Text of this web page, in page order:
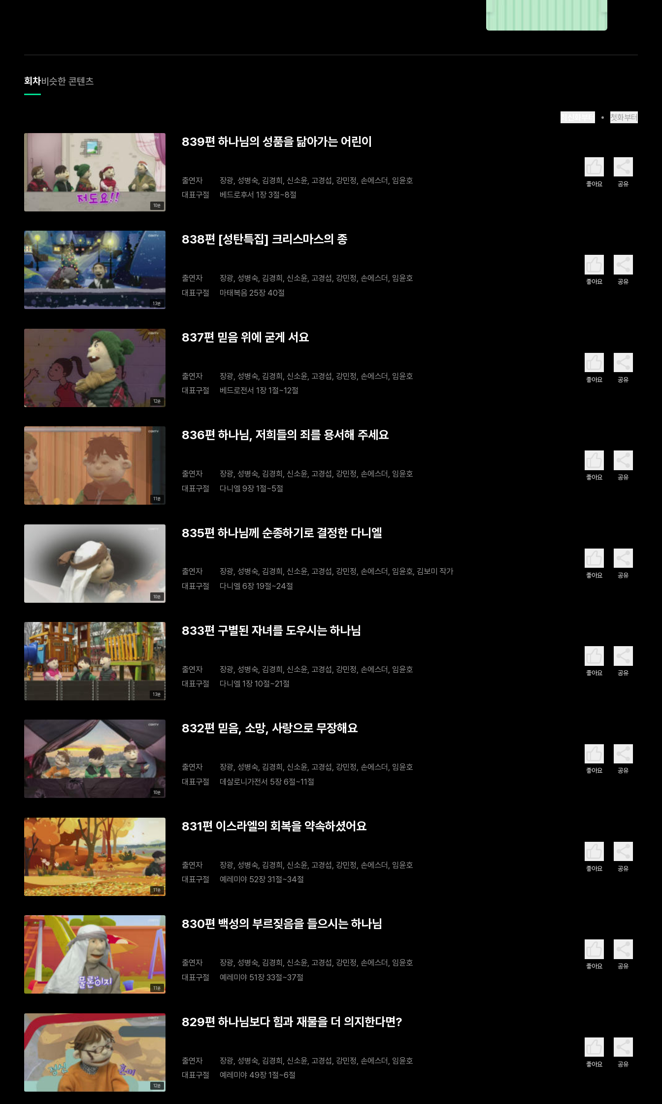
회차비슷한 콘텐츠
첫화부터
10분
839편 하나님의 성품을 닮아가는 어린이
출연자
장광, 성병숙, 김경희, 신소윤, 고경섭, 강민정, 손에스더, 임윤호
대표구절
베드로후서 1장 3절~8절
좋아요 공유
13분
838편 [성탄특집] 크리스마스의 종
출연자
장광, 성병숙, 김경희, 신소윤, 고경섭, 강민정, 손에스더, 임윤호
대표구절
마태복음 25장 40절
좋아요 공유
12분
837편 믿음 위에 굳게 서요
출연자
장광, 성병숙, 김경희, 신소윤, 고경섭, 강민정, 손에스더, 임윤호
대표구절
베드로전서 1장 1절~12절
좋아요 공유
11분
836편 하나님, 저희들의 죄를 용서해 주세요
출연자
장광, 성병숙, 김경희, 신소윤, 고경섭, 강민정, 손에스더, 임윤호
대표구절
다니엘 9장 1절~5절
좋아요 공유
10분
835편 하나님께 순종하기로 결정한 다니엘
출연자
장광, 성병숙, 김경희, 신소윤, 고경섭, 강민정, 손에스더, 임윤호, 김보미 작가
대표구절
다니엘 6장 19절~24절
좋아요 공유
13분
833편 구별된 자녀를 도우시는 하나님
출연자
장광, 성병숙, 김경희, 신소윤, 고경섭, 강민정, 손에스더, 임윤호
대표구절
다니엘 1장 10절~21절
좋아요 공유
10분
832편 믿음, 소망, 사랑으로 무장해요
출연자
장광, 성병숙, 김경희, 신소윤, 고경섭, 강민정, 손에스더, 임윤호
대표구절
데살로니가전서 5장 6절~11절
좋아요 공유
11분
831편 이스라엘의 회복을 약속하셨어요
출연자
장광, 성병숙, 김경희, 신소윤, 고경섭, 강민정, 손에스더, 임윤호
대표구절
예레미야 52장 31절~34절
좋아요 공유
11분
830편 백성의 부르짖음을 들으시는 하나님
출연자
장광, 성병숙, 김경희, 신소윤, 고경섭, 강민정, 손에스더, 임윤호
대표구절
예레미야 51장 33절~37절
좋아요 공유
12분
829편 하나님보다 힘과 재물을 더 의지한다면?
출연자
장광, 성병숙, 김경희, 신소윤, 고경섭, 강민정, 손에스더, 임윤호
대표구절
예레미야 49장 1절~6절
좋아요 공유